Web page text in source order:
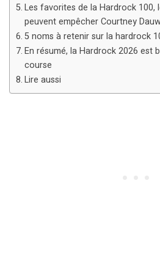
Les favorites de la Hardrock 100,
peuvent empêcher Courtney
5 noms à retenir sur la hardrock
En résumé, la Hardrock 2026 est
course
Lire aussi